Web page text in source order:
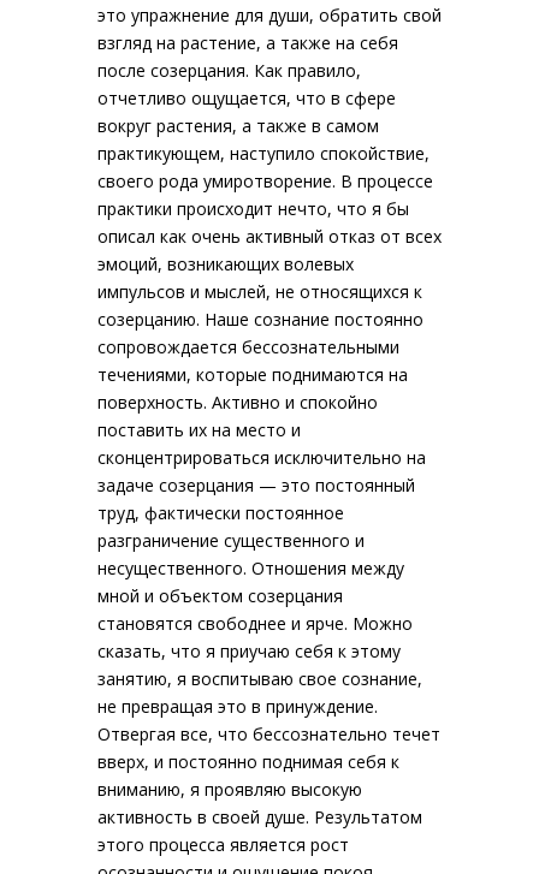
это упражнение для души, обратить свой
взгляд на растение, а также на себя
после созерцания. Как правило,
отчетливо ощущается, что в сфере
вокруг растения, а также в самом
практикующем, наступило спокойствие,
своего рода умиротворение. В процессе
практики происходит нечто, что я бы
описал как очень активный отказ от всех
эмоций, возникающих волевых
импульсов и мыслей, не относящихся к
созерцанию. Наше сознание постоянно
сопровождается бессознательными
течениями, которые поднимаются на
поверхность. Активно и спокойно
поставить их на место и
сконцентрироваться исключительно на
задаче созерцания — это постоянный
труд, фактически постоянное
разграничение существенного и
несущественного. Отношения между
мной и объектом созерцания
становятся свободнее и ярче. Можно
сказать, что я приучаю себя к этому
занятию, я воспитываю свое сознание,
не превращая это в принуждение.
Отвергая все, что бессознательно течет
вверх, и постоянно поднимая себя к
вниманию, я проявляю высокую
активность в своей душе. Результатом
этого процесса является рост